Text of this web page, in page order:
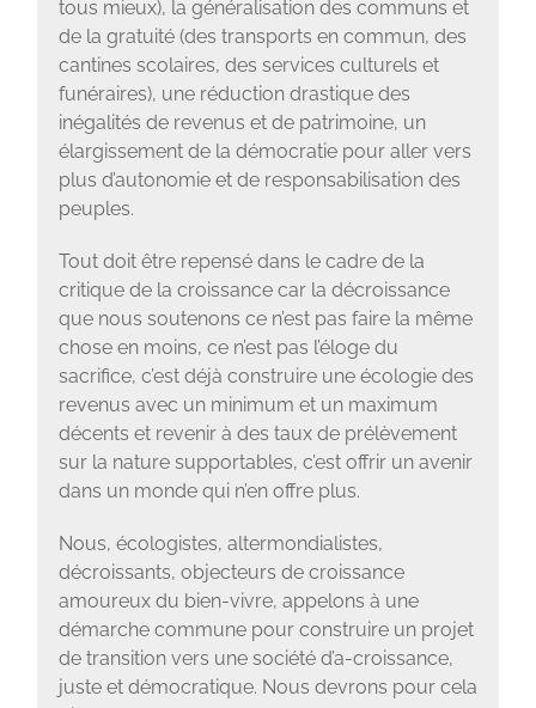
tous mieux), la généralisation des communs et
de la gratuité (des transports en commun, des
cantines scolaires, des services culturels et
funéraires), une réduction drastique des
inégalités de revenus et de patrimoine, un
élargissement de la démocratie pour aller vers
plus d’autonomie et de responsabilisation des
peuples.
Tout doit être repensé dans le cadre de la
critique de la croissance car la décroissance
que nous soutenons ce n’est pas faire la même
chose en moins, ce n’est pas l’éloge du
sacrifice, c’est déjà construire une écologie des
revenus avec un minimum et un maximum
décents et revenir à des taux de prélèvement
sur la nature supportables, c’est offrir un avenir
dans un monde qui n’en offre plus.
Nous, écologistes, altermondialistes,
décroissants, objecteurs de croissance
amoureux du bien-vivre, appelons à une
démarche commune pour construire un projet
de transition vers une société d’a-croissance,
juste et démocratique. Nous devrons pour cela